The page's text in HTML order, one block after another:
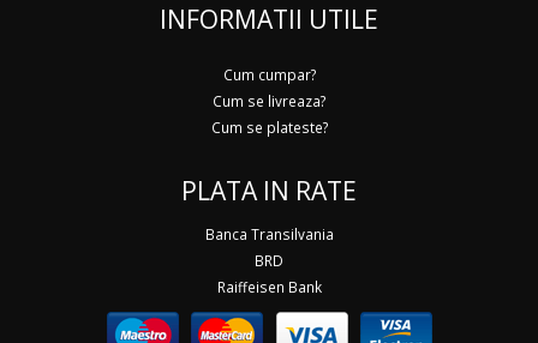
INFORMATII UTILE
Cum cumpar?
Cum se livreaza?
Cum se plateste?
PLATA IN RATE
Banca Transilvania
BRD
Raiffeisen Bank